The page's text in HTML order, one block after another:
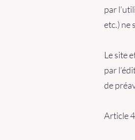
par
etc.) ne
Le site
par
de
Article